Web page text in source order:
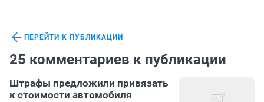
ПЕРЕЙТИ К ПУБЛИКАЦИИ
25 комментариев к публикации
Штрафы предложили привязать
к стоимости автомобиля